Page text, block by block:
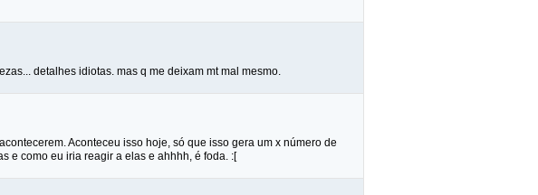
detalhes idiotas. mas q me deixam mt mal mesmo.
Aconteceu isso hoje, só que isso gera um x número de
e como eu iria reagir a elas e ahhhh, é foda. :[